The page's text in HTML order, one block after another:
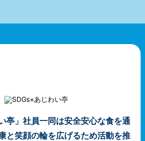
亭」社員一同は安全安心な食を通
と笑顔の輪を広げるため活動を推